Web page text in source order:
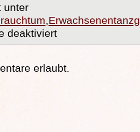
unter
,
deaktiviert
erlaubt.